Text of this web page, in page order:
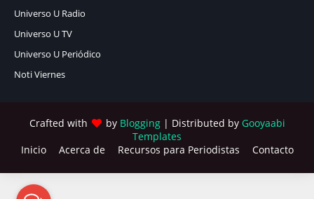
Universo U Radio
Universo U TV
Universo U Periódico
Noti Viernes
Crafted with by Blogging| Distributed by Gooyaabi
Templates
Inicio
Acerca de Recursos para Periodistas Contacto